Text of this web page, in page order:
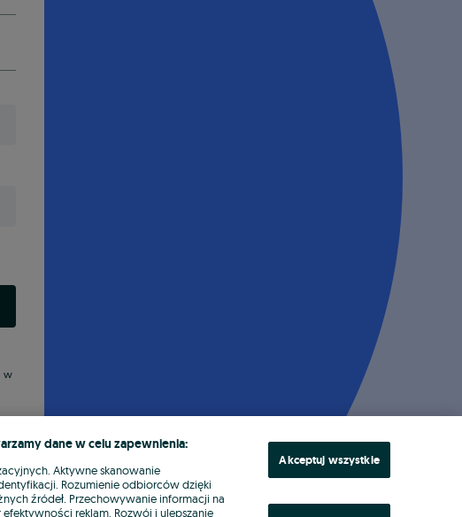
w
dane w celu zapewnienia:
Aktywne skanowanie
Rozumienie odbiorców dzięki
źródeł. Przechowywanie informacji na
reklam. Rozwój i ulepszanie
Akceptuj wszystkie